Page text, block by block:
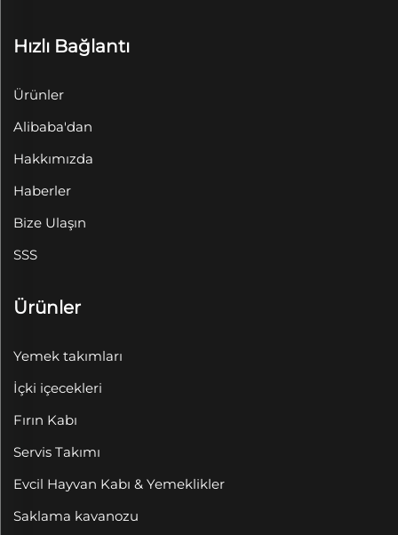
Hızlı Bağlantı
Ürünler
Alibaba'dan
Hakkımızda
Haberler
Bize Ulaşın
SSS
Ürünler
Yemek takımları
İçki içecekleri
Fırın Kabı
Servis Takımı
Evcil Hayvan Kabı & Yemeklikler
Saklama kavanozu